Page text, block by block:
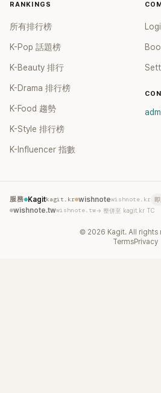
RANKINGS
所有排行榜
K-Pop 話題榜
K-Beauty 排行
K-Drama 排行榜
K-Food 趨勢
K-Style 排行榜
K-Influencer 指數
服務 Kagitkagit.kr wishnotewishnote.kr
wishnote.twwishnote.tw→ 整併至 kagit.kr TC
© 2026 Kagit. All rights
TermsPrivacy